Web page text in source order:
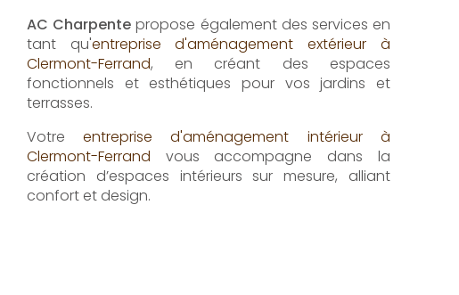
AC Charpente propose également des services en
tant qu'entreprise d'aménagement extérieur à
Clermont-Ferrand, en créant des espaces
fonctionnels et esthétiques pour vos jardins et
terrasses.
Votreentreprise d'aménagement intérieur à
Clermont-Ferrand vous accompagne dans la
création d’espaces intérieurs sur mesure, alliant
confort et design.